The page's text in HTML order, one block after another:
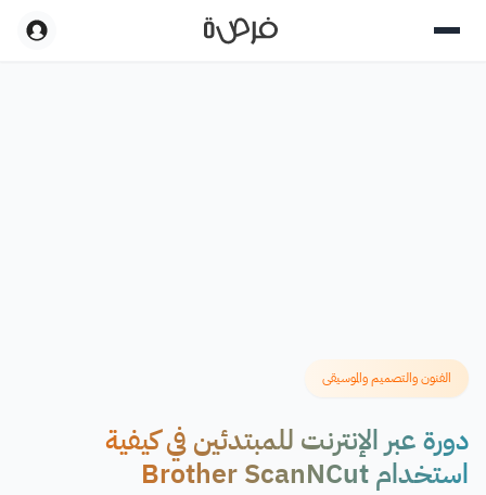
الفنون والتصميم والموسيقى
دورة عبر الإنترنت للمبتدئين في كيفية
استخدام Brother ScanNCut